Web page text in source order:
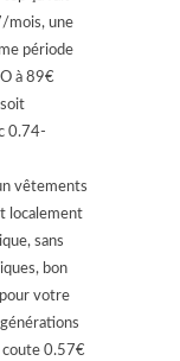
mois, une
période
à 89€
0.74-
vêtements
localement
sans
bon
votre
coute 0.57€